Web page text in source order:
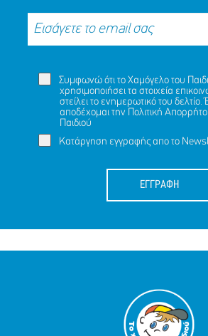
Συμφωνώ ότι το Χαμόγελο του
χρησιμοποιήσει τα στοιχεία
στείλει το ενημερωτικό του
αποδέχομαι την
Πολιτική
Παιδιού
Κατάργηση εγγραφής απο το
ΕΓΓΡΑΦΗ